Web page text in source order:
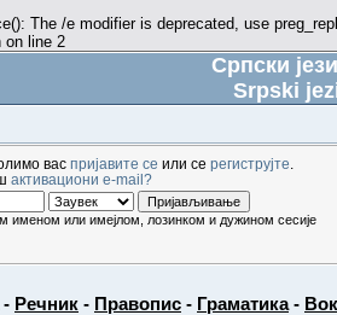
The /e modifier is deprecated, use
on line 2
Српски
Srpski
вас пријавите се или се региструјте
активациони e-mail?
именом или имејлом, лозинком и дужином сесије
- Речник - Правопис - Граматика-